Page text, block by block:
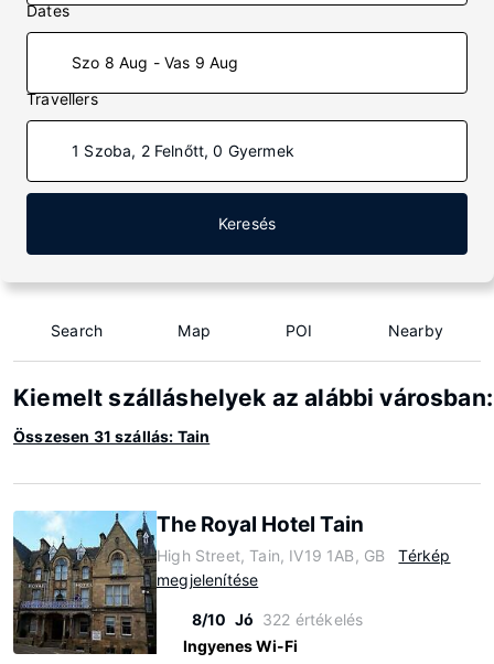
Dates
Szo 8 Aug - Vas 9 Aug
Travellers
1 Szoba, 2 Felnőtt, 0 Gyermek
Keresés
Search Map POI Nearby
Kiemelt szálláshelyek az alábbi
Összesen 31 szállás: Tain
The Royal Hotel Tain
High Street, Tain, IV19 1AB, GB
Térkép
megjelenítése
8/10 Jó 322 értékelés
Ingyenes Wi-Fi